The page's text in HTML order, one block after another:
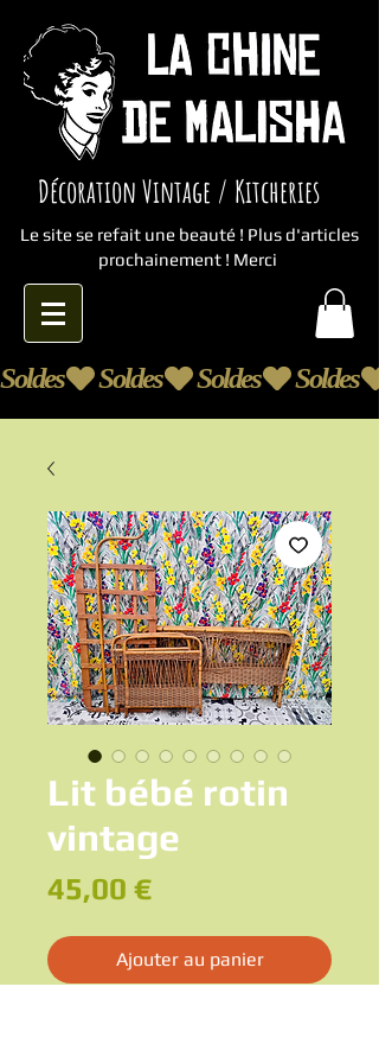
Décoration Vintage / Kitcheries
Le site se refait une beauté ! Plus d'articles
prochainement ! Merci
Soldes
Lit bébé rotin
vintage
45,00 €Prix
Ajouter au panier